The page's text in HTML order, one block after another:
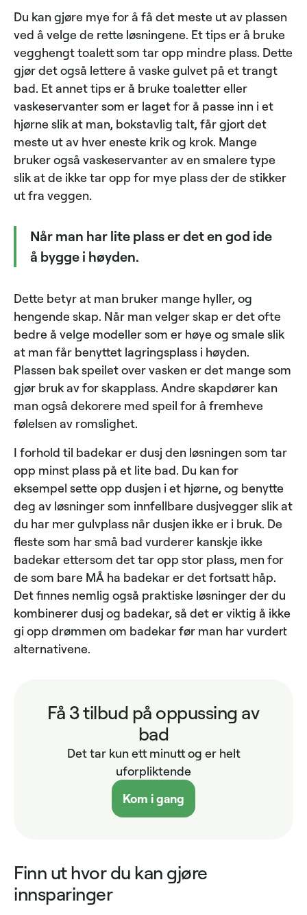
Du kan gjøre mye for å få det meste ut av plassen
ved å velge de rette løsningene. Et tips er å bruke
vegghengt toalett som tar opp mindre plass. Dette
gjør det også lettere å vaske gulvet på et trangt
bad. Et annet tips er å bruke toaletter eller
vaskeservanter som er laget for å passe inn i et
hjørne slik at man, bokstavlig talt, får gjort det
meste ut av hver eneste krik og krok. Mange
bruker også vaskeservanter av en smalere type
slik at de ikke tar opp for mye plass der de stikker
ut fra veggen.
Når man har lite plass er det en god ide
å bygge i høyden.
Dette betyr at man bruker mange hyller, og
hengende skap. Når man velger skap er det ofte
bedre å velge modeller som er høye og smale slik
at man får benyttet lagringsplass i høyden.
Plassen bak speilet over vasken er det mange som
gjør bruk av for skapplass. Andre skapdører kan
man også dekorere med speil for å fremheve
følelsen av romslighet.
I forhold til badekar er dusj den løsningen som tar
opp minst plass på et lite bad. Du kan for
eksempel sette opp dusjen i et hjørne, og benytte
deg av løsninger som innfellbare dusjvegger slik at
du har mer gulvplass når dusjen ikke er i bruk. De
fleste som har små bad vurderer kanskje ikke
badekar ettersom det tar opp stor plass, men for
de som bare MÅ ha badekar er det fortsatt håp.
Det finnes nemlig også praktiske løsninger der du
kombinerer dusj og badekar, så det er viktig å ikke
gi opp drømmen om badekar før man har vurdert
alternativene.
Få 3 tilbud på oppussing av
bad
Det tar kun ett minutt og er helt
uforpliktende
Kom i gang
Finn ut hvor du kan gjøre
innsparinger